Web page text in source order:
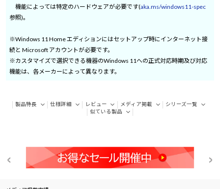
機能によっては特定のハードウェアが必要です(aka.ms/windows11-spec
参照)。
※Windows 11 Home エディションにはセットアップ時にインターネット接
続と Microsoft アカウントが必要です。
※カスタマイズで選択できる機器のWindows 11への正式対応時期及び対応
機能は、各メーカーによって異なります。
製品特長 仕様詳細 レビュー メディア掲載
シリーズ一覧
似ている製品